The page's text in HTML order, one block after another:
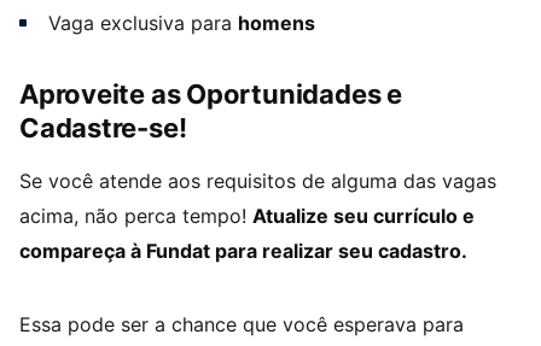
Vaga exclusiva para homens
Aproveite as Oportunidades e
Cadastre-se!
Se você atende aos requisitos de alguma das vagas
acima, não perca tempo! Atualize seu currículo e
compareça à Fundat para realizar seu cadastro.
Essa pode ser a chance que você esperava para